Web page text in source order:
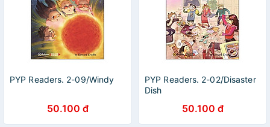
PYP Readers. 2-09/Windy
50.100 đ
PYP Readers. 2-02/Disaster
Dish
50.100 đ